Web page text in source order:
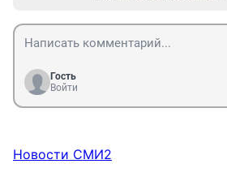
Гость
Войти
Новости СМИ2